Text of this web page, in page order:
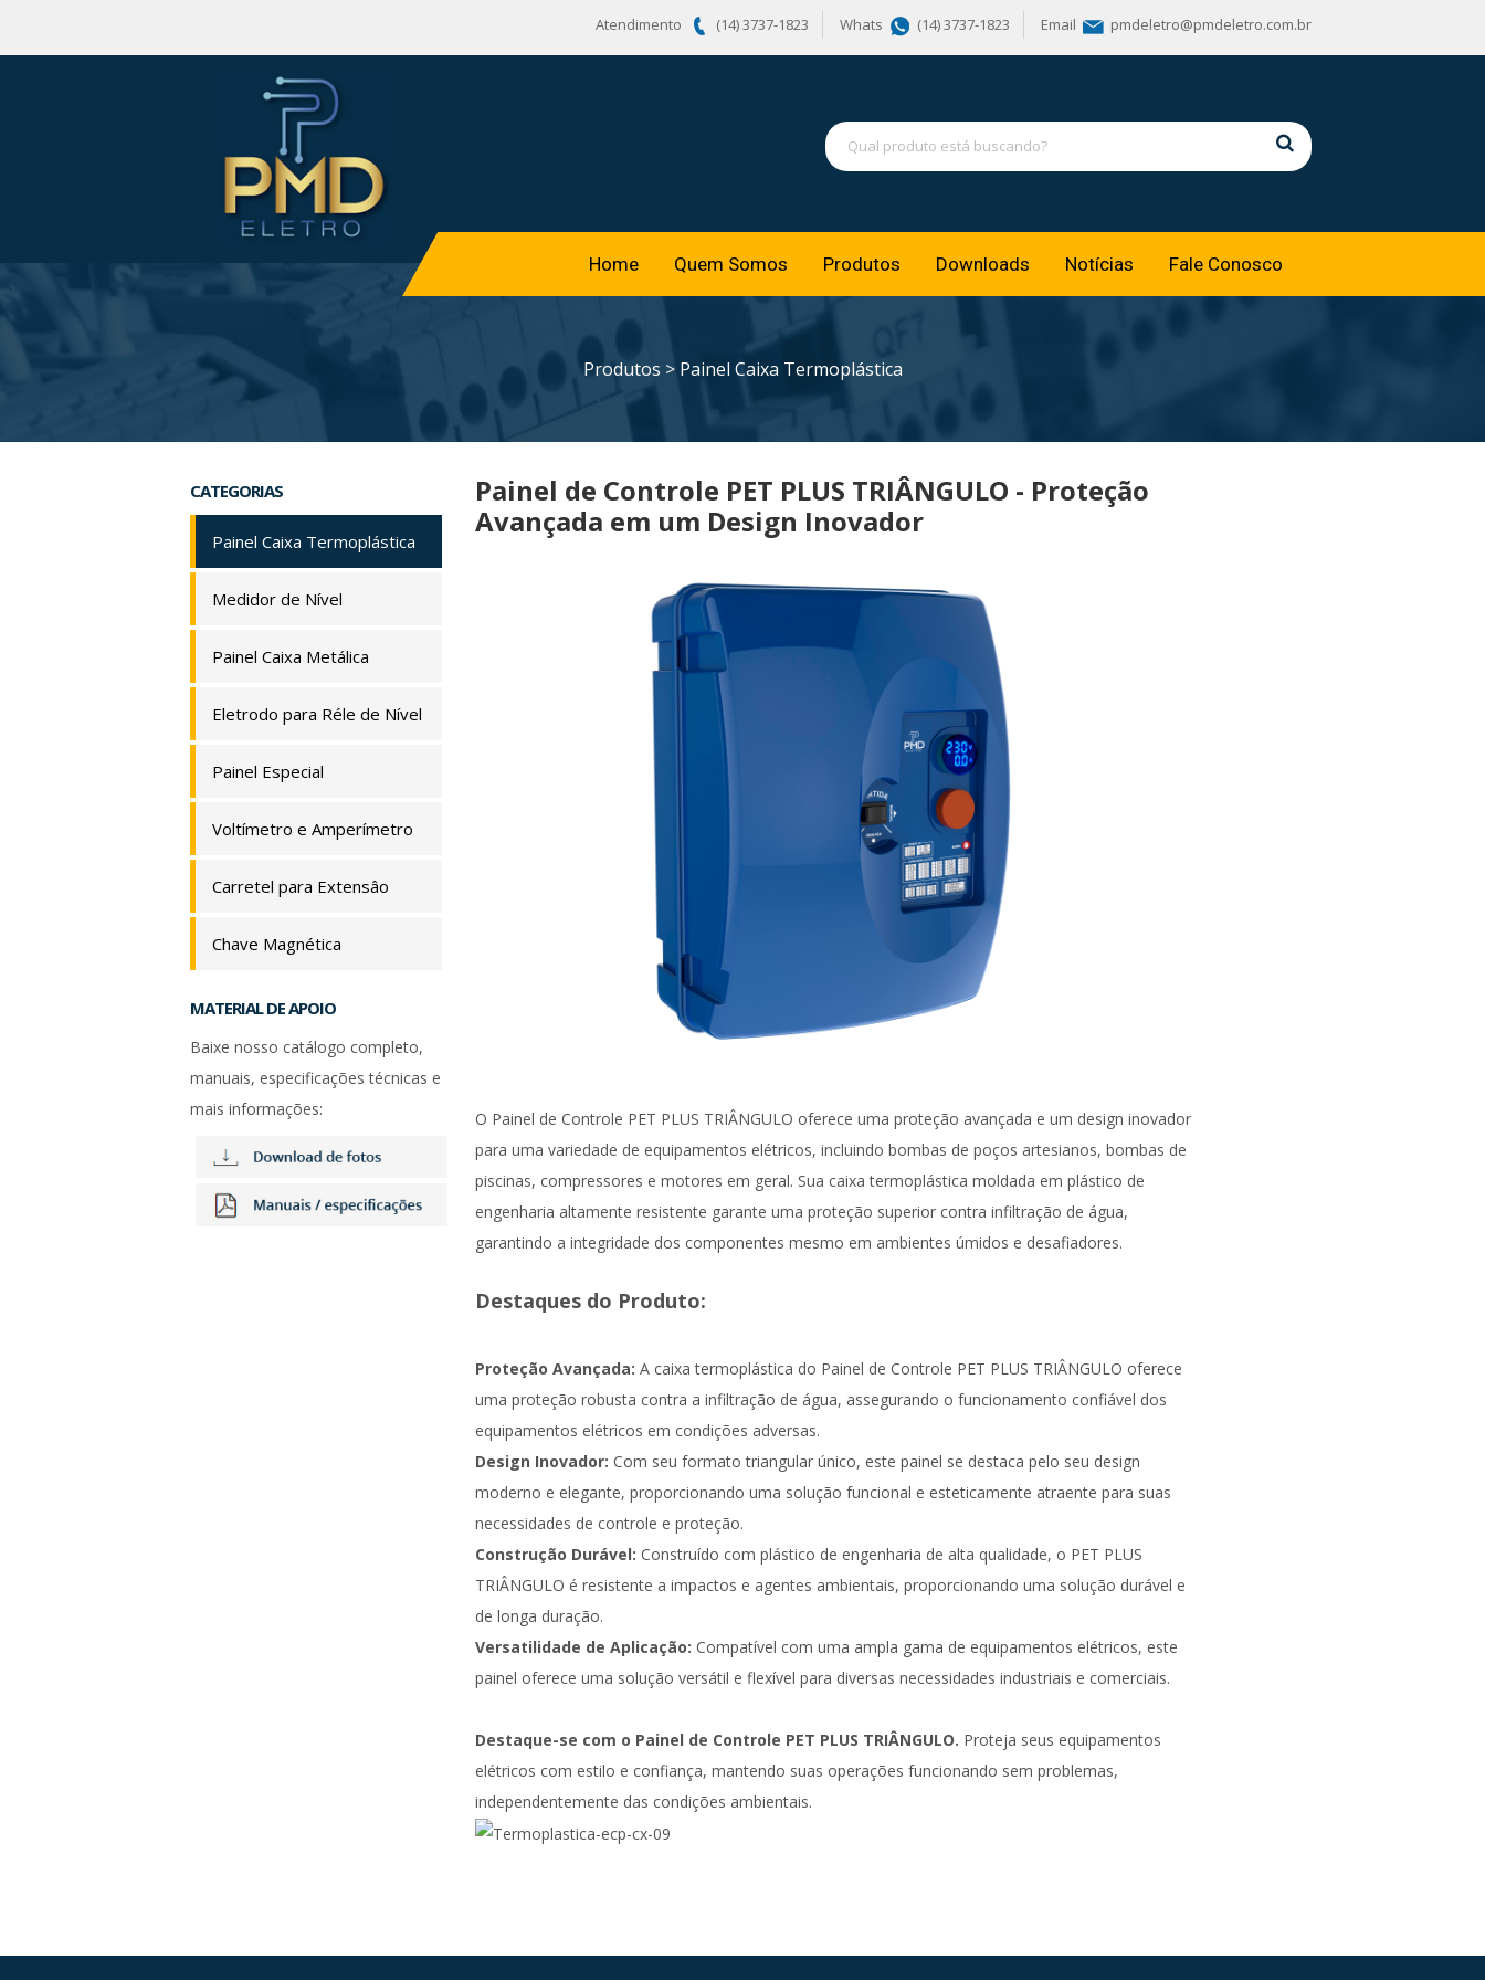
Email pmdeletro@pmdeletro.com.br
Whats (14) 3737-1823
Atendimento (14) 3737-1823
Home Quem Somos Produtos Downloads Notícias Fale Conosco
Produtos > Painel Caixa Termoplástica
CATEGORIAS
Painel Caixa Termoplástica
Medidor de Nível
Painel Caixa Metálica
Eletrodo para Réle de Nível
Painel Especial
Voltímetro e Amperímetro
Carretel para Extensâo
Chave Magnética
MATERIAL DE APOIO
Baixe nosso catálogo completo,
manuais, especificações técnicas e
mais informações:
Painel de Controle PET PLUS TRIÂNGULO - Proteção
Avançada em um Design Inovador
O Painel de Controle PET PLUS TRIÂNGULO oferece uma proteção avançada e um design inovador
para uma variedade de equipamentos elétricos, incluindo bombas de poços artesianos, bombas de
piscinas, compressores e motores em geral. Sua caixa termoplástica moldada em plástico de
engenharia altamente resistente garante uma proteção superior contra infiltração de água,
garantindo a integridade dos componentes mesmo em ambientes úmidos e desafiadores.
Destaques do Produto:
Proteção Avançada: A caixa termoplástica do Painel de Controle PET PLUS TRIÂNGULO oferece
uma proteção robusta contra a infiltração de água, assegurando o funcionamento confiável dos
equipamentos elétricos em condições adversas.
Design Inovador: Com seu formato triangular único, este painel se destaca pelo seu design
moderno e elegante, proporcionando uma solução funcional e esteticamente atraente para suas
necessidades de controle e proteção.
Construção Durável: Construído com plástico de engenharia de alta qualidade, o PET PLUS
TRIÂNGULO é resistente a impactos e agentes ambientais, proporcionando uma solução durável e
de longa duração.
Versatilidade de Aplicação: Compatível com uma ampla gama de equipamentos elétricos, este
painel oferece uma solução versátil e flexível para diversas necessidades industriais e comerciais.
Destaque-se com o Painel de Controle PET PLUS TRIÂNGULO. Proteja seus equipamentos
elétricos com estilo e confiança, mantendo suas operações funcionando sem problemas,
independentemente das condições ambientais.